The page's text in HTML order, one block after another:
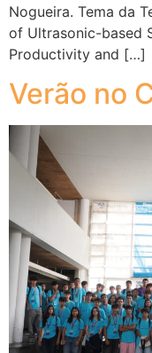
Nogueira. Tema da
of Ultrasonic-based
Productivity and […]
Verão no